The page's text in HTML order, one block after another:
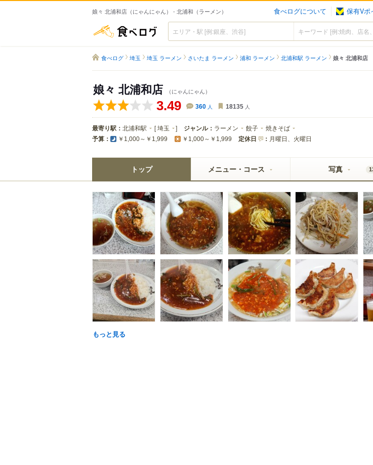
娘々 北浦和店（にゃんにゃん） - 北浦和（ラーメン） 食べログについて 保有Vポ
食べログ
食べログ 埼玉 埼玉 ラーメン さいたま ラーメン 浦和 ラーメン 北浦和駅 ラーメン 娘々 北浦和店
娘々 北浦和店 （にゃんにゃん）
3.49 360 人 18135 人
最寄り駅： 北浦和駅 [埼玉 ] ジャンル： ラーメン 餃子 焼きそば
予算： ￥1,000～￥1,999 ￥1,000～￥1,999 定休日 ： 月曜日、火曜日
トップ メニュー・コース 写真
もっと見る